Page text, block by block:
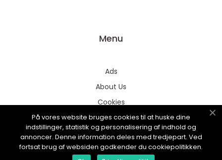
Menu
Ads
About Us
Cookies
Contact
Sitemap
På vores website bruges cookies til at huske dine
indstillinger, statistik og personalisering af indhold og
annoncer. Denne information deles med tredjepart. Ved
fortsat brug af websiden godkender du cookiepolitikken.